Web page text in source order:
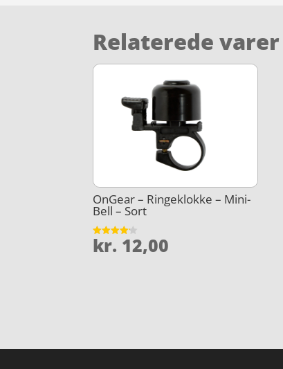
Relaterede varer
OnGear – Ringeklokke – Mini-
Bell – Sort
Vurderet
4.1
kr. 12,00